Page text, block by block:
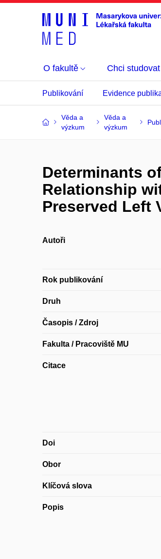
O fakultě Chci studovat
Publikování Evidence
Věda a
výzkum
Věda a
výzkum
Determinants
Relationship
Preserved Left
Autoři
Rok publikování
Druh
Časopis / Zdroj
Fakulta / Pracoviště MU
Citace
Doi
Obor
Klíčová slova
Popis